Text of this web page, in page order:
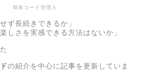
簡単コード管理人
ず長続きできるか」
しさを実感できる方法はないか」
の紹介を中心に記事を更新していま